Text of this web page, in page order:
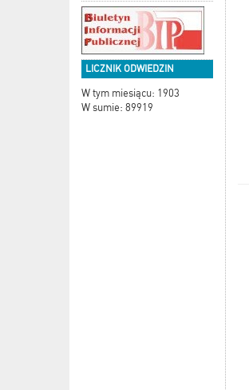
LICZNIK ODWIEDZIN
W tym miesiącu: 1903
W sumie: 89919